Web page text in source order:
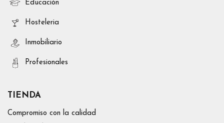
Educación
Hosteleria
Inmobiliario
Profesionales
TIENDA
Compromiso con la calidad